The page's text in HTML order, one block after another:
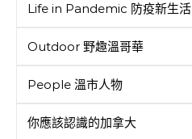
Life in Pandemic 防疫新生活
Outdoor 野趣溫哥華
People 溫市人物
你應該認識的加拿大